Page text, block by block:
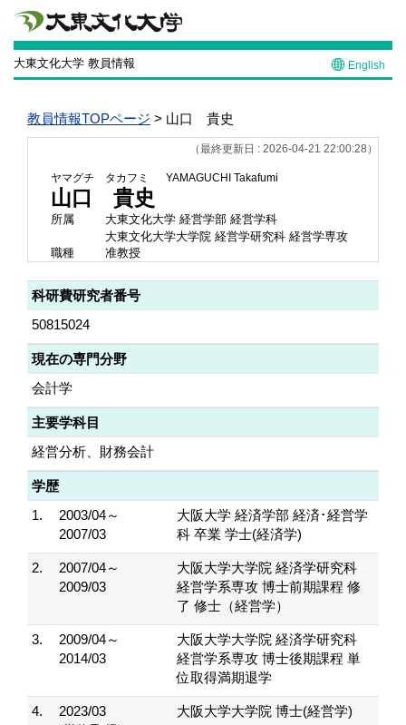
大東文化大学 教員情報 English
教員情報TOPページ > 山口 貴史
（最終更新日 : 2026-04-21 22:00:28）
ヤマグチ タカフミ YAMAGUCHI Takafumi
山口 貴史
所属
大東文化大学 経営学部 経営学科
大東文化大学大学院 経営学研究科 経営学専攻
職種
准教授
科研費研究者番号
50815024
現在の専門分野
会計学
主要学科目
経営分析、財務会計
学歴
1.
2003/04～
2007/03
大阪大学 経済学部 経済･経営学
科 卒業 学士(経済学)
2.
2007/04～
2009/03
大阪大学大学院 経済学研究科
経営学系専攻 博士前期課程 修
了 修士（経営学）
3.
2009/04～
2014/03
大阪大学大学院 経済学研究科
経営学系専攻 博士後期課程 単
位取得満期退学
4.
2023/03
大阪大学大学院 博士(経営学)